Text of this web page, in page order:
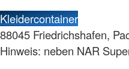
Kleidercontainer
88045 Friedrichshafen,
Hinweis: neben NAR